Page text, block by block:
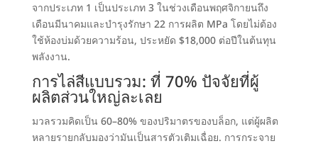
จากประเภท 1 เป็นประเภท 3 ในช่วงเดือนพฤศจิกายนถึง
เดือนมีนาคมและบำรุงรักษา 22 การผลิต MPa โดยไม่ต้อง
ใช้ห้องบ่มด้วยความร้อน, ประหยัด $18,000 ต่อปีในต้นทุน
พลังงาน.
การไล่สีแบบรวม: ที่ 70% ปัจจัยที่ผู้
ผลิตส่วนใหญ่ละเลย
มวลรวมคิดเป็น 60–80% ของปริมาตรของบล็อก, แต่ผู้ผลิต
หลายรายกลับมองว่ามันเป็นสารตัวเติมเฉื่อย. การกระจาย